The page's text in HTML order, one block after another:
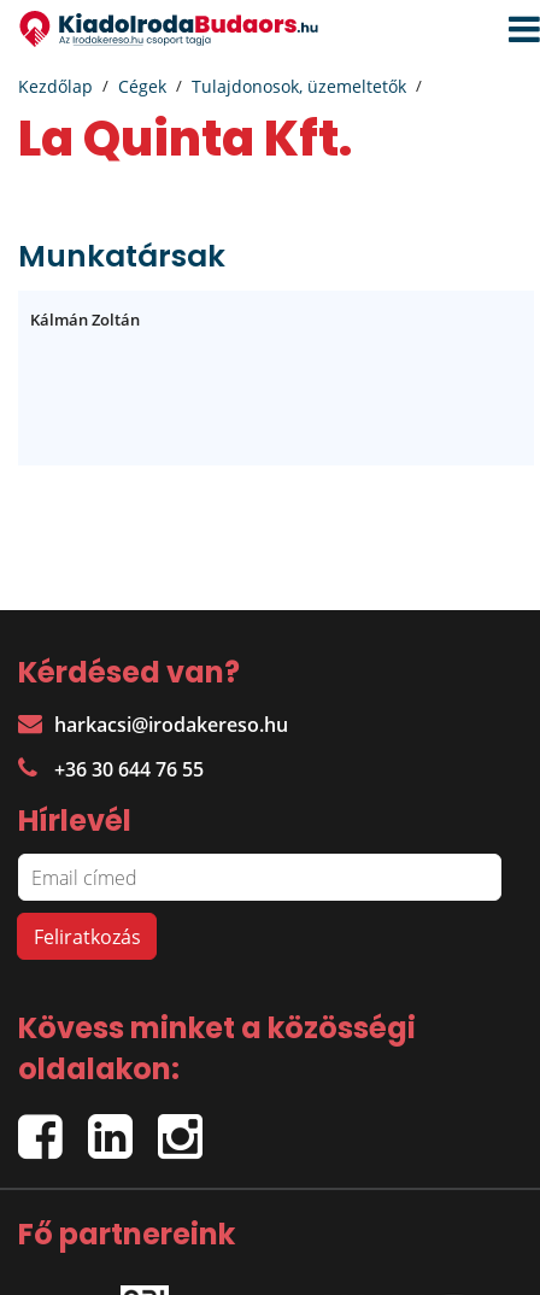
Kezdőlap Cégek Tulajdonosok, üzemeltetők
La Quinta Kft.
Munkatársak
Kálmán Zoltán
Kérdésed van?
harkacsi@irodakereso.hu
+36 30 644 76 55
Hírlevél
Kövess minket a közösségi
oldalakon:
Fő partnereink